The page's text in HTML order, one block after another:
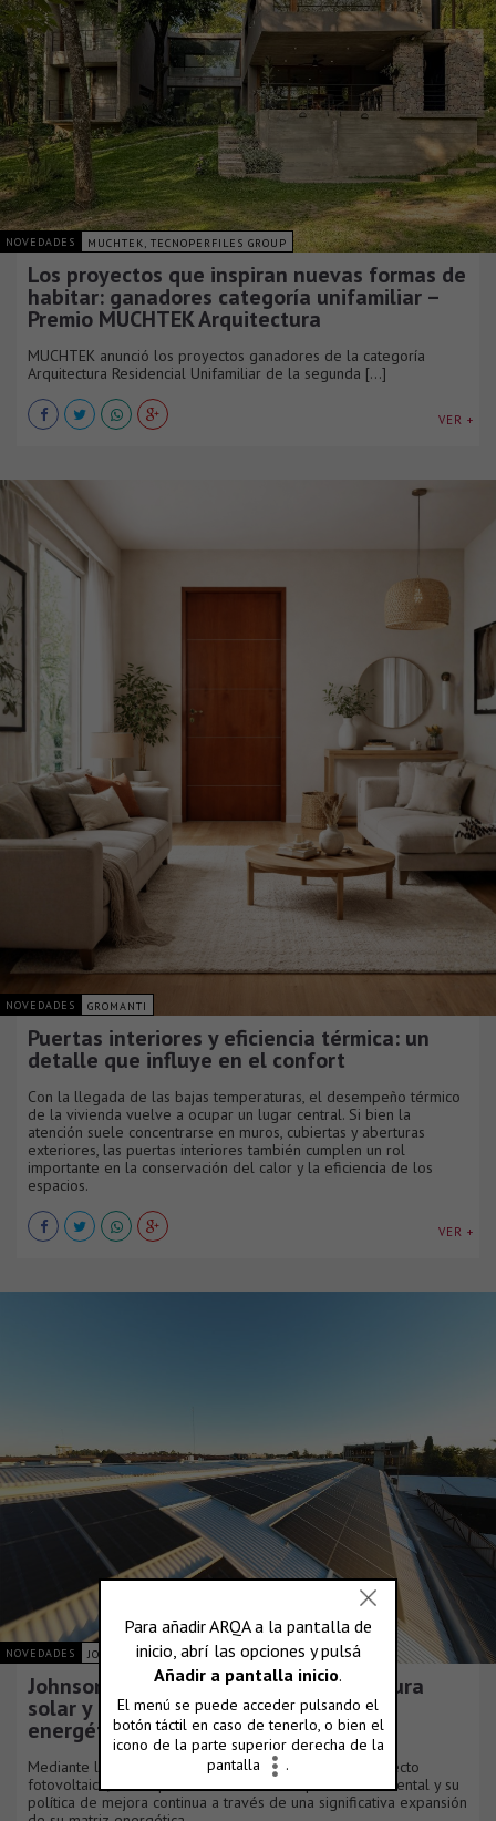
NOVEDADES MUCHTEK, TECNOPERFILES GROUP
Los proyectos que inspiran nuevas formas de
habitar: ganadores categoría unifamiliar –
Premio MUCHTEK Arquitectura
MUCHTEK anunció los proyectos ganadores de la categoría
Arquitectura Residencial Unifamiliar de la segunda [...]
VER +
NOVEDADES GROMANTI
Puertas interiores y eficiencia térmica: un
detalle que influye en el confort
Con la llegada de las bajas temperaturas, el desempeño térmico
de la vivienda vuelve a ocupar un lugar central. Si bien la
atención suele concentrarse en muros, cubiertas y aberturas
exteriores, las puertas interiores también cumplen un rol
importante en la conservación del calor y la eficiencia de los
espacios.
VER +
NOVEDADES JOHNSON ACERO S.A.
Johnson Acero duplica su infraestructura
solar y consolida su plan de eficiencia
energética
Mediante la culminación de una nueva fase de su proyecto
fotovoltaico, la compañía reafirma su compromiso ambiental y su
política de mejora continua a través de una significativa expansión